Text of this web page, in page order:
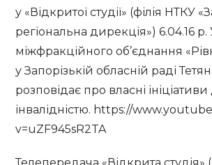
у «Відкритої студії» (філія НТКУ
регіональна дирекція») 6.04.16
міжфракційного об’єднання
у Запорізькій обласній раді
розповідає про власні
інвалідністю. https://
v=uZF945sR2TA